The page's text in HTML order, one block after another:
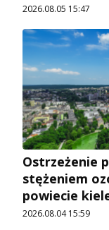
2026.08.05 15:47
Ostrzeżenie
stężeniem
powiecie
2026.08.04 15:59